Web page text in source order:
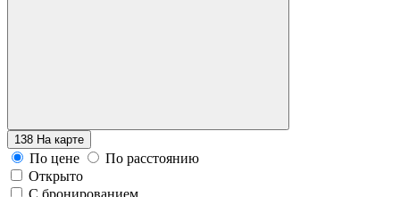
138 На карте
По цене
По расстоянию
Открыто
С бронированием